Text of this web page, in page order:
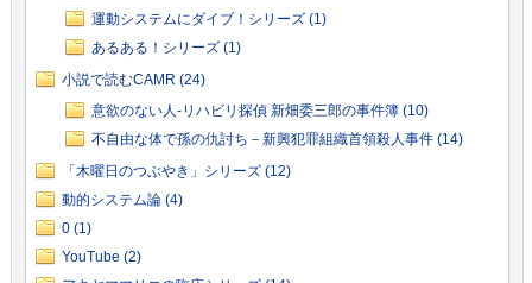
運動システムにダイブ！シリーズ (1)
あるある！シリーズ (1)
小説で読むCAMR (24)
意欲のない人-リハビリ探偵 新畑委三郎の事件簿 (10)
不自由な体で孫の仇討ち－新興犯罪組織首領殺人事件 (14)
「木曜日のつぶやき」シリーズ (12)
動的システム論 (4)
0 (1)
YouTube (2)